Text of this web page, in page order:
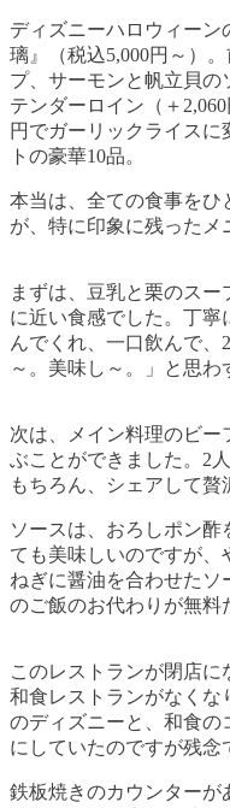
ディズニーハロウィー
璃』（税込5,000円～）
プ、サーモンと帆立貝の
テンダーロイン（＋
円でガーリックライス
トの豪華10品。
本当は、全ての食事をひ
が、特に印象に残ったメ
まずは、豆乳と栗のスー
に近い食感でした。丁
んでくれ、一口飲んで、
～。美味し～。」と思わ
次は、メイン料理のビー
ぶことができました。2
もちろん、シェアして贅
ソースは、おろしポン
ても美味しいのですが、
ねぎに醤油を合わせたソ
のご飯のお代わりが無
このレストランが閉店
和食レストランがなくな
のディズニーと、和食の
にしていたのですが残念
鉄板焼きのカウンターが